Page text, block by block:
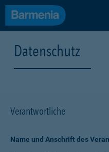
Datenschutz
Verantwortliche
Name und Anschrift des